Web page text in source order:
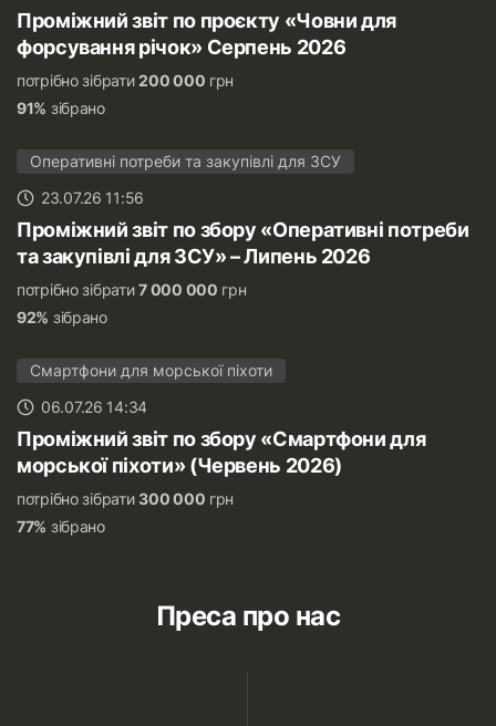
Проміжний звіт по проєкту «Човни для
форсування річок» Серпень 2026
потрібно зібрати200 000 грн
91% зібрано
Оперативні потреби та закупівлі для ЗСУ
23.07.26 11:56
Проміжний звіт по збору «Оперативні потреби
та закупівлі для ЗСУ» – Липень 2026
потрібно зібрати7 000 000 грн
92% зібрано
Смартфони для морської піхоти
06.07.26 14:34
Проміжний звіт по збору «Смартфони для
морської піхоти» (Червень 2026)
потрібно зібрати300 000 грн
77% зібрано
Преса про нас